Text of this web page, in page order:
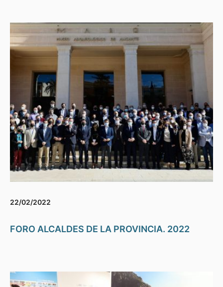
22/02/2022
FORO ALCALDES DE LA PROVINCIA. 2022